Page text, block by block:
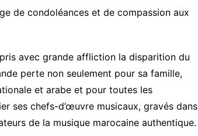
de condoléances et de compassion aux
avec grande affliction la disparition du
perte non seulement pour sa famille,
et arabe et pour toutes les
ses chefs-d’œuvre musicaux, gravés dans
de la musique marocaine authentique.